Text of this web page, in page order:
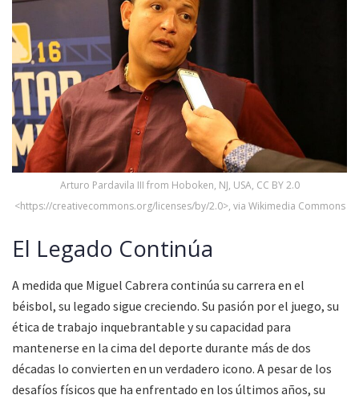
Arturo Pardavila III from Hoboken, NJ, USA, CC BY 2.0
<https://creativecommons.org/licenses/by/2.0>, via Wikimedia Commons
El Legado Continúa
A medida que Miguel Cabrera continúa su carrera en el
béisbol, su legado sigue creciendo. Su pasión por el juego, su
ética de trabajo inquebrantable y su capacidad para
mantenerse en la cima del deporte durante más de dos
décadas lo convierten en un verdadero icono. A pesar de los
desafíos físicos que ha enfrentado en los últimos años, su